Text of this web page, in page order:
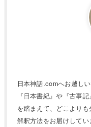
日本神話.comへお越し
『日本書紀』や『古事
を踏まえて、どこより
解釈方法をお届けしてい